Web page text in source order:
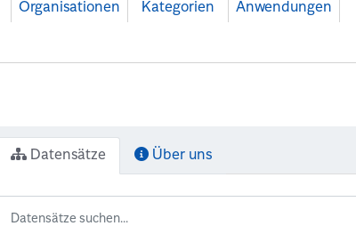
Organisationen Kategorien Anwendungen
Datensätze Über uns